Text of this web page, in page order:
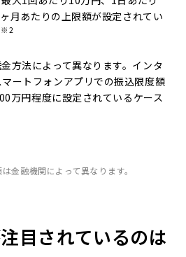
月あたりの上限額が設定されてい
※2
方法によって異なります。インタ
ートフォンアプリでの振込限度額
万円程度に設定されているケース
金融機関によって異なります。
目されているのは